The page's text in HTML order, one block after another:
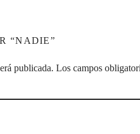
“NADIE”
publicada. Los campos